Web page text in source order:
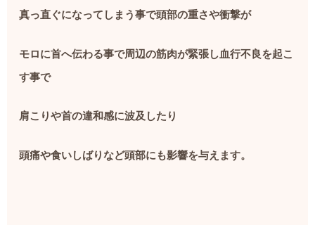
真っ直ぐになってしまう事で頭部の重さや衝撃が
モロに首へ伝わる事で周辺の筋肉が緊張し血行不良を起こ
す事で
肩こりや首の違和感に波及したり
頭痛や食いしばりなど頭部にも影響を与えます。